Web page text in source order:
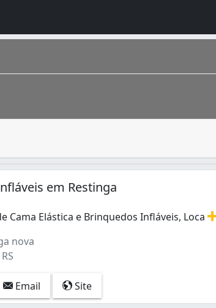
mais meridional do Brasil, o Rio
em Restinga
Cama Elástica e Brinquedos Infláveis, Loca
Cama Elástica e Brinquedos Infláveis,
nova
Email Site